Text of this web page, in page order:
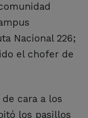
Nacional 226;
el chofer de
cara a los
los pasillos